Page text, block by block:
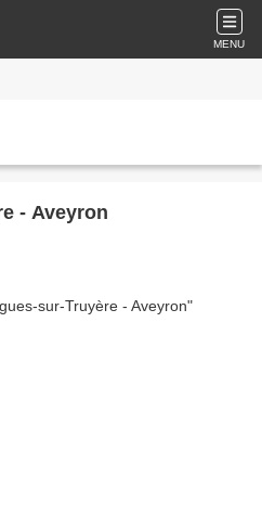
MENU
Entraygues-sur-Truyère - Aveyron